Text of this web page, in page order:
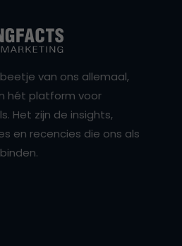
van ons allemaal,
hét platform voor
Het zijn de insights,
en recencies die ons als